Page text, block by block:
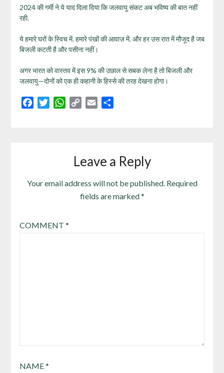
2024 की गर्मी ने ये याद दिला दिया कि जलवायु संकट अब भविष्य की बात नहीं
रही.
ये हमारे घरों के स्विच में. हमारे पंखों की आवाज़ में. और हर उस रात में मौजूद है जब
बिजली कटती है और पसीना नहीं।
अगर भारत को वास्तव में इस 9% की उछाल से सबक लेना है तो बिजली और
जलवायु—दोनों को एक ही कहानी के हिस्से की तरह देखना होगा।
FacebookTwitterWhatsApp
Copy
Email
Leave a Reply
Your email address will not be published. Required
fields are marked*
COMMENT *
NAME*